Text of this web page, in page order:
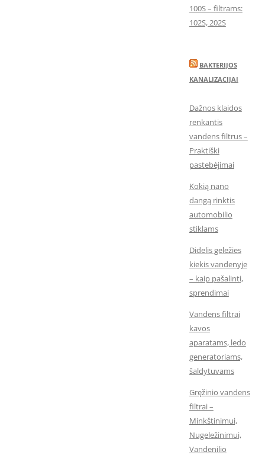
100S – filtrams:
102S, 202S
BAKTERIJOS
KANALIZACIJAI
Dažnos klaidos
renkantis
vandens filtrus –
Praktiški
pastebėjimai
Kokią nano
dangą rinktis
automobilio
stiklams
Didelis geležies
kiekis vandenyje
– kaip pašalinti,
sprendimai
Vandens filtrai
kavos
aparatams, ledo
generatoriams,
šaldytuvams
Gręžinio vandens
filtrai –
Minkštinimui,
Nugeležinimui,
Vandenilio